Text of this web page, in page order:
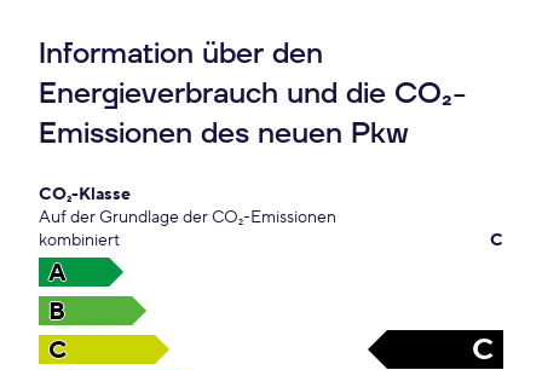
Information über den
Energieverbrauch und die CO₂-
Emissionen des neuen Pkw
CO₂-Klasse
Auf der Grundlage der CO₂-Emissionen
kombiniert
C
A
B
C
C